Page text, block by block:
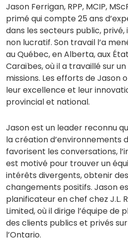
Jason Ferrigan, RPP, MCIP,
primé qui compte 25 ans
dans les secteurs public,
non lucratif. Son travail l’a
au Québec, en Alberta, aux
Caraïbes, où il a travaillé sur
missions. Les efforts de Jason
leur excellence et leur
provincial et national.
Jason est un leader reconnu
la création d’environnements
favorisent les conversations,
est motivé pour trouver un
intérêts divergents, obtenir
changements positifs. Jason
planificateur en chef chez J.L.
Limited, où il dirige l’équipe
des clients publics et privés
l’Ontario.